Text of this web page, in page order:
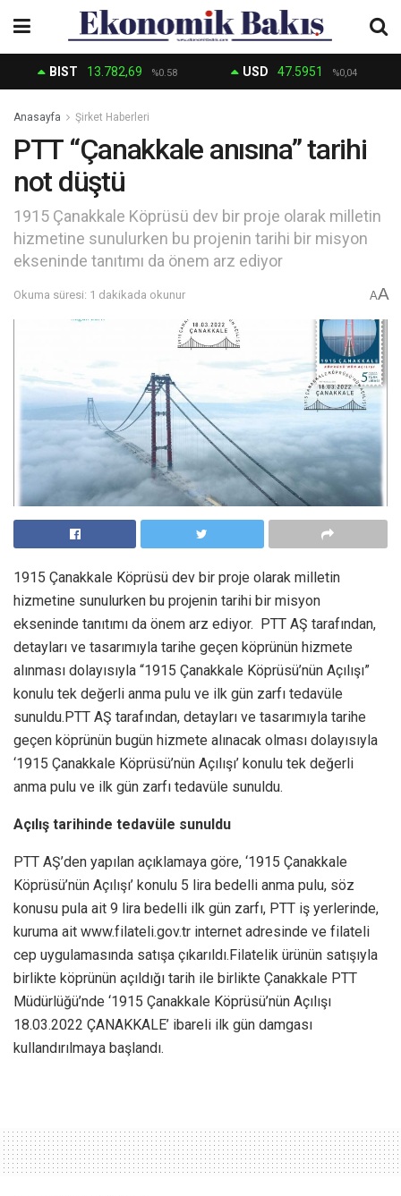
BIST 13.782,69 %0.58 USD 47.5951 %0,04
Anasayfa Şirket Haberleri
PTT “Çanakkale anısına” tarihi
not düştü
1915 Çanakkale Köprüsü dev bir proje olarak milletin
hizmetine sunulurken bu projenin tarihi bir misyon
ekseninde tanıtımı da önem arz ediyor
Okuma süresi: 1 dakikada okunur AA
1915 Çanakkale Köprüsü dev bir proje olarak milletin
hizmetine sunulurken bu projenin tarihi bir misyon
ekseninde tanıtımı da önem arz ediyor. PTT AŞ tarafından,
detayları ve tasarımıyla tarihe geçen köprünün hizmete
alınması dolayısıyla “1915 Çanakkale Köprüsü’nün Açılışı”
konulu tek değerli anma pulu ve ilk gün zarfı tedavüle
sunuldu.PTT AŞ tarafından, detayları ve tasarımıyla tarihe
geçen köprünün bugün hizmete alınacak olması dolayısıyla
‘1915 Çanakkale Köprüsü’nün Açılışı’ konulu tek değerli
anma pulu ve ilk gün zarfı tedavüle sunuldu.
Açılış tarihinde tedavüle sunuldu
PTT AŞ’den yapılan açıklamaya göre, ‘1915 Çanakkale
Köprüsü’nün Açılışı’ konulu 5 lira bedelli anma pulu, söz
konusu pula ait 9 lira bedelli ilk gün zarfı, PTT iş yerlerinde,
kuruma ait www.filateli.gov.tr internet adresinde ve filateli
cep uygulamasında satışa çıkarıldı.Filatelik ürünün satışıyla
birlikte köprünün açıldığı tarih ile birlikte Çanakkale PTT
Müdürlüğü’nde ‘1915 Çanakkale Köprüsü’nün Açılışı
18.03.2022 ÇANAKKALE’ ibareli ilk gün damgası
kullandırılmaya başlandı.